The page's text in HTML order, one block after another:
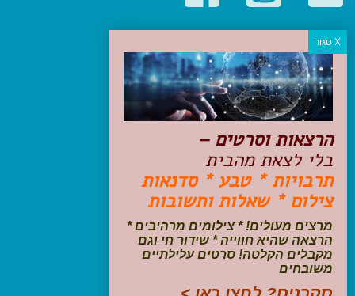
קטגוריות פופולריות
יעדים
טיולים בישראל
מלונות בוטיק בישראל
טיפים והמלצות
הכנות לנסיעה
טיולי ג'יפים
טיולים עם ילדים
שייט, הפלגות, קרוזים
עקבו אחרינו בפייסבוק
הרצאות וסרטים –
בלי לצאת מהבית
תרבויות * טבע * סדנאות
צילום * שאלות ותשובות
מרצים מעולים! * צילומים מרהיבים *
הרצאה שהיא חווייה * שידור חי וגם
מקבלים הקלטה! סרטים עלילתיים
משובחים